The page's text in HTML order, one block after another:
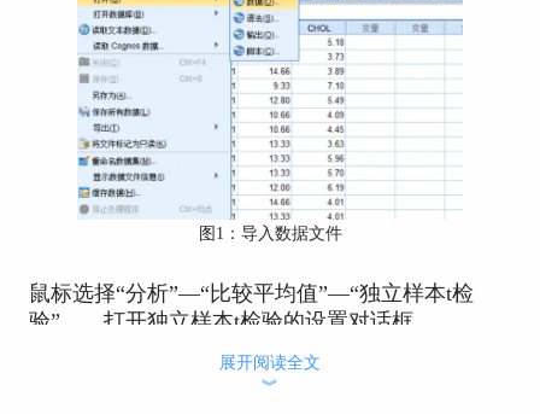
图1：导入数据文件
鼠标选择“分析”—“比较平均值”—“独立样本t检
验”。，打开独立样本t检验的设置对话框。
展开阅读全文
︾